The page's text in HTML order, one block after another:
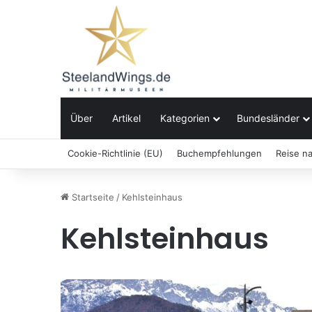
Über Artikel Kategorien Bundesländer
Cookie-Richtlinie (EU) Buchempfehlungen Reise
Startseite / Kehlsteinhaus
Kehlsteinhaus